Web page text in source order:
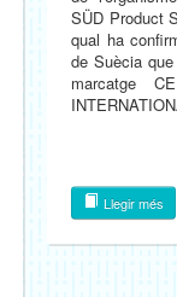
SÜD Product
qual ha
de Suècia
marcatge
Llegir més